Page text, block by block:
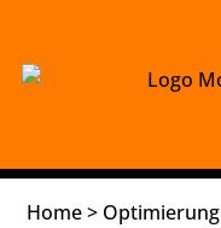
Home> Optimierung